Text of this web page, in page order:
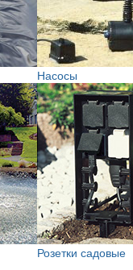
Насосы
Розетки садовые